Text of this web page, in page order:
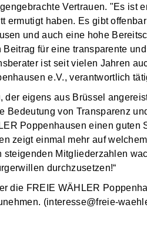
Vertrauen. "Es ist
ermutigt haben. Es gibt
und auch eine hohe
Beitrag für eine transparente
ist seit vielen Jahren
e.V., verantwortlich
der eigens aus Brüssel
Bedeutung von Transparenz
Poppenhausen einen guten
zeigt einmal mehr auf
steigenden Mitgliederzahlen
durchzusetzen!“
die FREIE WÄHLER
(interesse@freie-